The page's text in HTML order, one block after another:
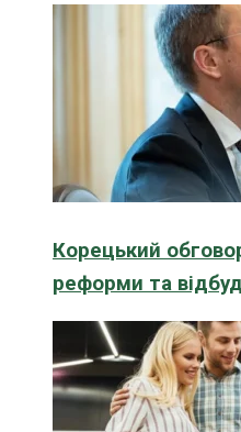
Корецький
реформи та